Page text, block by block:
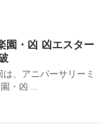
園・凶 凶エスター
、アニバーサリーミ
・凶 ...